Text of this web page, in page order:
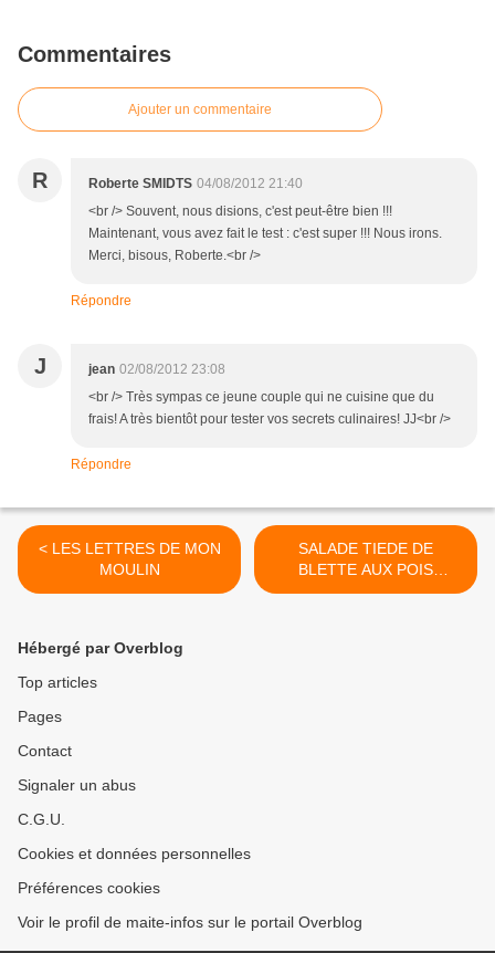
Commentaires
Ajouter un commentaire
R Roberte SMIDTS 04/08/2012 21:40
<br /> Souvent, nous disions, c'est peut-être bien !!!
Maintenant, vous avez fait le test : c'est super !!! Nous irons.
Merci, bisous, Roberte.<br />
Répondre
J jean 02/08/2012 23:08
<br /> Très sympas ce jeune couple qui ne cuisine que du
frais! A très bientôt pour tester vos secrets culinaires! JJ<br />
Répondre
< LES LETTRES DE MON
MOULIN
SALADE TIEDE DE
BLETTE AUX POIS
CHICHES >
Hébergé par Overblog
Top articles
Pages
Contact
Signaler un abus
C.G.U.
Cookies et données personnelles
Préférences cookies
Voir le profil de maite-infos sur le portail Overblog